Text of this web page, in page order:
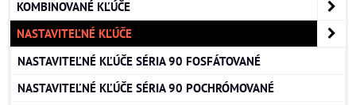
KOMBINOVANÉ KĽÚČE
NASTAVITEĽNÉ KĽÚČE
NASTAVITEĽNÉ KĽÚČE SÉRIA 90 FOSFÁTOVANÉ
NASTAVITEĽNÉ KĽÚČE SÉRIA 90 POCHRÓMOVANÉ